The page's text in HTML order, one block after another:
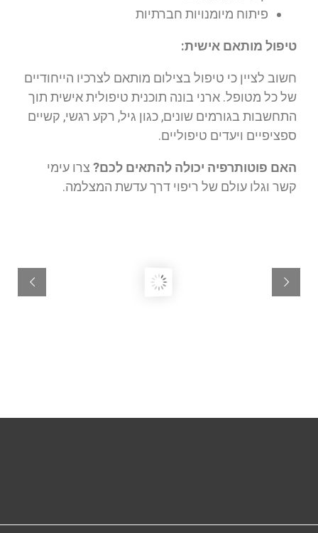
פיתוח מיומנויות חברתיות
טיפול מותאם אישית:
חשוב לציין כי טיפול בצילום מותאם לצרכיו הייחודיים
של כל מטופל. ארני בונה תוכנית טיפולית אישית תוך
התחשבות בגורמים שונים, כגון גיל, רקע רגשי, קשיים
ספציפיים ויעדים טיפוליים.
האם פוטותרפיה יכולה להתאים לכם? צרו עימי
קשר וגלו עולם של ריפוי דרך עדשת המצלמה.